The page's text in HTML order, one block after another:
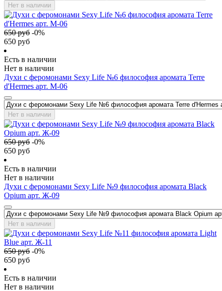
Нет в наличии
650руб -0%
650 руб
Есть в наличии
Нет в наличии
Духи с феромонами Sexy Life №6 философия аромата Terre
d'Hermes арт. М-06
Нет в наличии
650руб -0%
650 руб
Есть в наличии
Нет в наличии
Духи с феромонами Sexy Life №9 философия аромата Black
Opium арт. Ж-09
Нет в наличии
650руб -0%
650 руб
Есть в наличии
Нет в наличии